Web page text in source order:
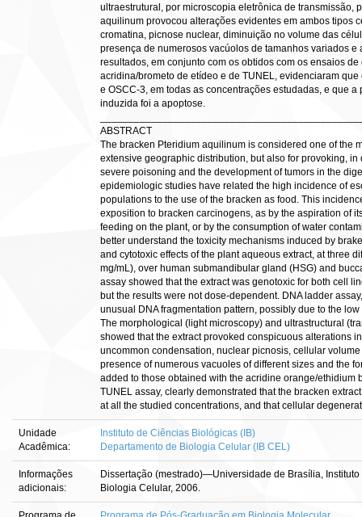
ultraestrutural, por microscopia eletrônica de transmissão,
aquilinum provocou alterações evidentes em ambos tipos
cromatina, picnose nuclear, diminuição no volume das
presença de numerosos vacúolos de tamanhos variados e
resultados, em conjunto com os obtidos com os ensaios
acridina/brometo de etídeo e de TUNEL, evidenciaram
e OSCC-3, em todas as concentrações estudadas, e que
induzida foi a apoptose.
ABSTRACT
The bracken Pteridium aquilinum is considered one of the
extensive geographic distribution, but also for provoking,
severe poisoning and the development of tumors in the
epidemiologic studies have related the high incidence of
populations to the use of the bracken as food. This
exposition to bracken carcinogens, as by the aspiration of
feeding on the plant, or by the consumption of water
better understand the toxicity mechanisms induced by
and cytotoxic effects of the plant aqueous extract, at three
mg/mL), over human submandibular gland (HSG) and
assay showed that the extract was genotoxic for both cell
but the results were not dose-dependent. DNA ladder
unusual DNA fragmentation pattern, possibly due to the
The morphological (light microscopy) and ultrastructural
showed that the extract provoked conspicuous alterations
uncommon condensation, nuclear picnosis, cellular
presence of numerous vacuoles of different sizes and the
added to those obtained with the acridine orange/ethidium
TUNEL assay, clearly demonstrated that the bracken
at all the studied concentrations, and that cellular
Unidade
Acadêmica:
Instituto de Ciências Biológicas (IB)
Departamento de Biologia Celular (IB CEL)
Informações
adicionais:
Dissertação (mestrado)—Universidade de Brasília,
Biologia Celular, 2006.